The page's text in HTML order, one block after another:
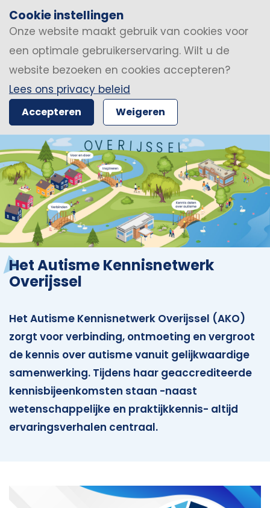
Cookie instellingen
Onze website maakt gebruik van cookies voor
een optimale gebruikerservaring. Wilt u de
website bezoeken en cookies accepteren?
Lees ons privacy beleid
Accepteren Weigeren
Het Autisme Kennisnetwerk
Overijssel
Het Autisme Kennisnetwerk Overijssel (AKO)
zorgt voor verbinding, ontmoeting en vergroot
de kennis over autisme vanuit gelijkwaardige
samenwerking. Tijdens haar geaccrediteerde
kennisbijeenkomsten staan -naast
wetenschappelijke en praktijkkennis- altijd
ervaringsverhalen centraal.